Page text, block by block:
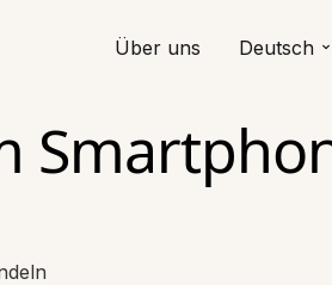
Über uns Deutsch